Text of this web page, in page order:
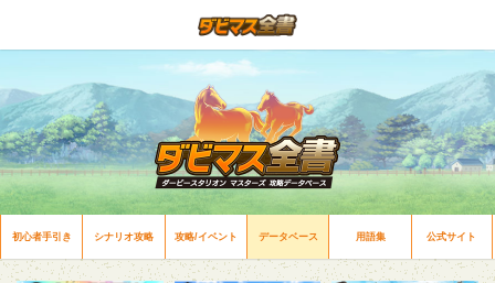
初心者手引き シナリオ攻略 攻略/イベント データベース 用語集 公式サイト